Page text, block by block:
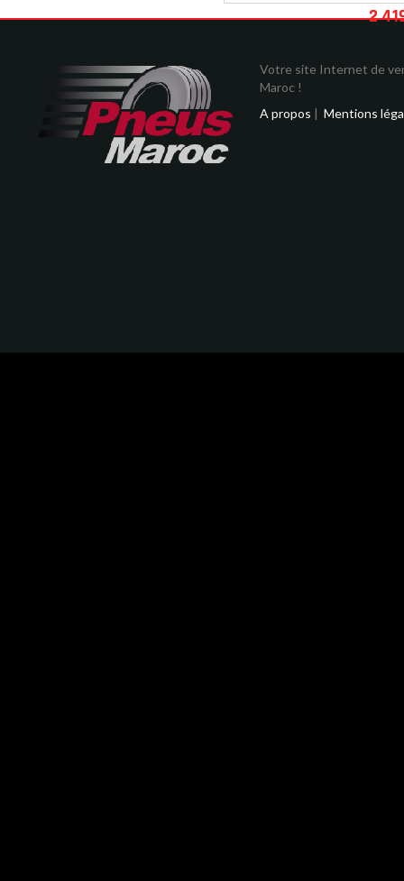
2
Votre site Internet de
Maroc !
A propos | Mentions